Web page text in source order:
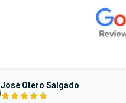
José Otero Salgado